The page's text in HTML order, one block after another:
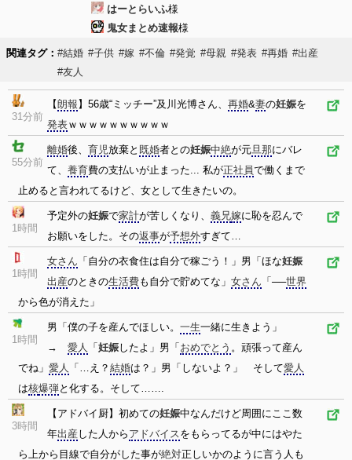
はーとらいふ様
鬼女まとめ速報様
関連タグ： #結婚 #子供 #嫁 #不倫 #発覚 #母親 #発表 #再婚 #出産
#友人
31分前
【朗報 】56歳“ミッチー”及川光博さん、 再婚&妻の妊娠を
発表ｗｗｗｗｗｗｗｗｗｗ
55分前
離婚後、 育児放棄と 既婚者との妊娠中絶が元旦那にバレ
て、 養育費の支払いが止まった... 私が正社員で働くまで
止めると言われてるけど、女として生きたいの。
1時間
予定外の妊娠で家計が苦しくなり、 義兄嫁に恥を忍んで
お願いをした。その返事が予想外すぎて…
1時間
女さん 「自分の衣食住は自分で稼ごう！」男「ほな妊娠
出産のときの生活費も自分で貯めてな」 女さん 「──世界
から色が消えた」
1時間
男「僕の子を産んでほしい。 一生一緒に生きよう」
→ 愛人 「 妊娠したよ」男「 おめでとう 。頑張って産ん
でね」 愛人 「…え？ 結婚は？」男「しないよ？」 そして愛人
は核爆弾と化する。そして…….
3時間
【アドバイ厨】初めての妊娠中なんだけど周囲にここ数
年出産 した人から アドバイスをもらってるが中にはやた
ら上から目線で自分がした事が絶対正しいかのように言う人も